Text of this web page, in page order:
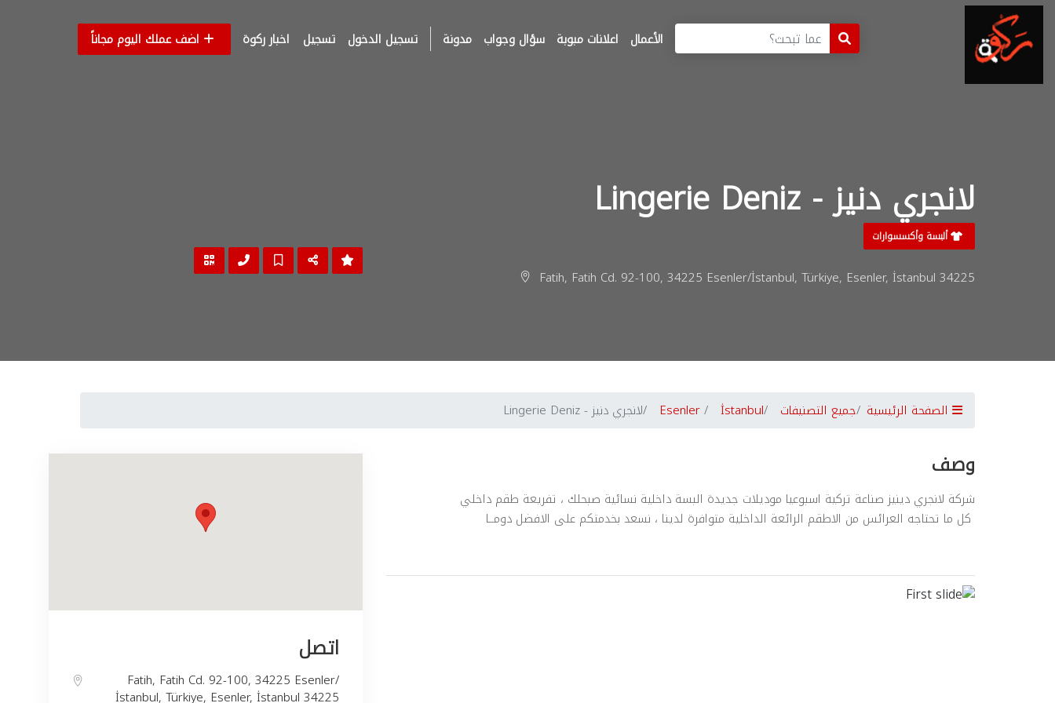
الأعمال اعلانات مبوبة سؤال وجواب مدونة تسجيل الدخول تسجيل اخبار ركوة اضف عملك اليوم مجاناً
لانجري دنيز - Lingerie Deniz
ألبسة وأكسسوارات
Fatih, Fatih Cd. 92-100, 34225 Esenler/İstanbul, Türkiye, Esenler, İstanbul 34225
الصفحة الرئيسية جميع التصنيفات İstanbul
Esenler لانجري دنيز - Lingerie Deniz
وصف
شركة لانجري دينيز صناعة تركية اسبوعيا موديلات جديدة البسة داخلية نسائية صبحلك ، تفريعة طقم داخلي
كل ما تحتاجه العرائس من الاطقم الرائعة الداخلية متوافرة لدينا ، نسعد بخدمتكم على الافضل دومــا
اتصل
Fatih, Fatih Cd. 92-100, 34225 Esenler/
İstanbul, Türkiye, Esenler, İstanbul 34225